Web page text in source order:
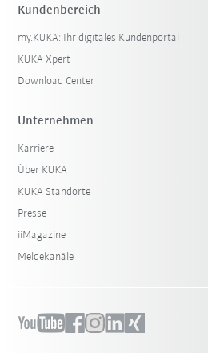
Kundenbereich
my.KUKA: Ihr digitales Kundenportal
KUKA Xpert
Download Center
Unternehmen
Karriere
Über KUKA
KUKA Standorte
Presse
iiMagazine
Meldekanäle